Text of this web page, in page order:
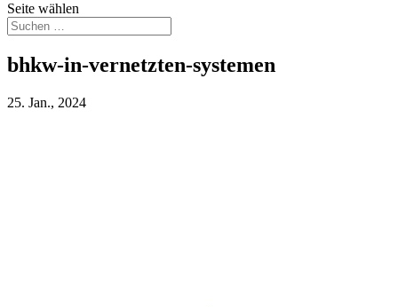
Seite wählen
bhkw-in-vernetzten-systemen
25. Jan., 2024